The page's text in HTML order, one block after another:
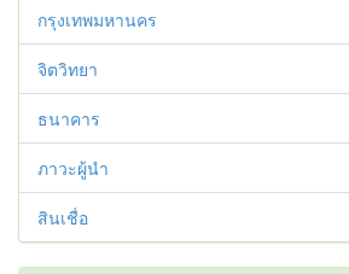
กรุงเทพมหานคร
จิตวิทยา
ธนาคาร
ภาวะผู้นำ
สินเชื่อ